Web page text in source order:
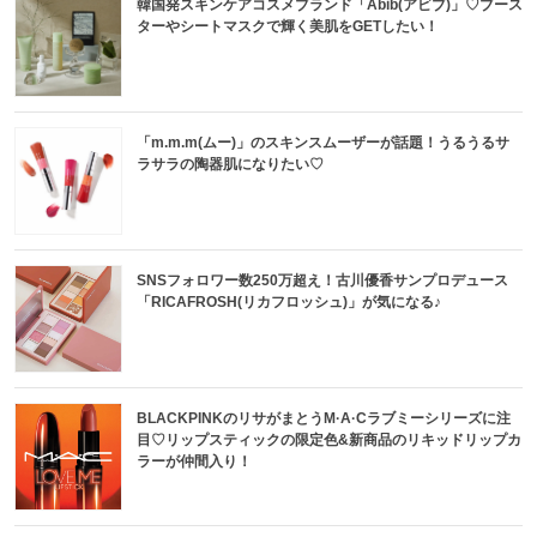
韓国発スキンケアコスメブランド「Abib(アビブ)」♡ブース
ターやシートマスクで輝く美肌をGETしたい！
「m.m.m(ムー)」のスキンスムーザーが話題！うるうるサ
ラサラの陶器肌になりたい♡
SNSフォロワー数250万超え！古川優香サンプロデュース
「RICAFROSH(リカフロッシュ)」が気になる♪
BLACKPINKのリサがまとうM·A·Cラブミーシリーズに注
目♡リップスティックの限定色&新商品のリキッドリップカ
ラーが仲間入り！